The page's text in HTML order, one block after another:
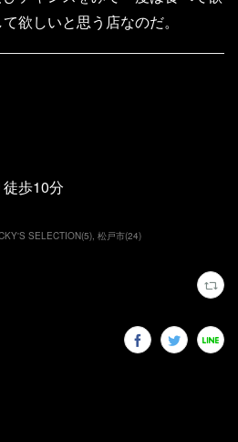
欲しいと思う店なのだ。
歩10分
SELECTION(5) 松戸市(24)